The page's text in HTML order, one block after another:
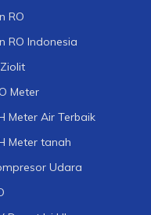
RO
RO Indonesia
Meter
Meter Air Terbaik
Meter tanah
Udara